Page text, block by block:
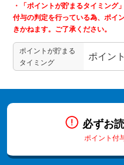
・「ポイントが貯まるタイミング
付与の判定を行っている為、ポイ
きかねます。ご了承ください。
ポイントが貯まる
タイミング
ポイン
必ずお
ポイント付